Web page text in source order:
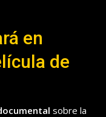
en
de
sobre la